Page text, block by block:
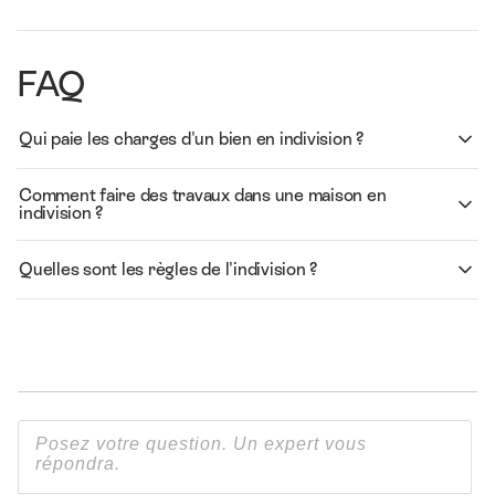
FAQ
Qui paie les charges d'un bien en indivision ?
Comment faire des travaux dans une maison en
indivision ?
Quelles sont les règles de l'indivision ?